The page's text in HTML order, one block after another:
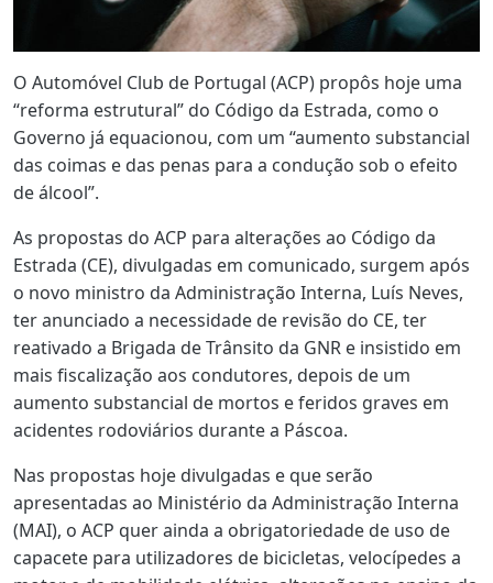
O Automóvel Club de Portugal (ACP) propôs hoje uma
“reforma estrutural” do Código da Estrada, como o
Governo já equacionou, com um “aumento substancial
das coimas e das penas para a condução sob o efeito
de álcool”.
As propostas do ACP para alterações ao Código da
Estrada (CE), divulgadas em comunicado, surgem após
o novo ministro da Administração Interna, Luís Neves,
ter anunciado a necessidade de revisão do CE, ter
reativado a Brigada de Trânsito da GNR e insistido em
mais fiscalização aos condutores, depois de um
aumento substancial de mortos e feridos graves em
acidentes rodoviários durante a Páscoa.
Nas propostas hoje divulgadas e que serão
apresentadas ao Ministério da Administração Interna
(MAI), o ACP quer ainda a obrigatoriedade de uso de
capacete para utilizadores de bicicletas, velocípedes a